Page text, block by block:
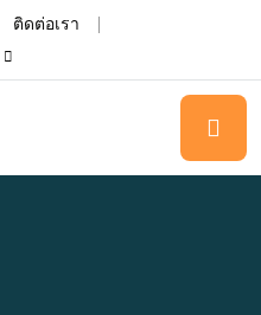
ติดต่อเรา